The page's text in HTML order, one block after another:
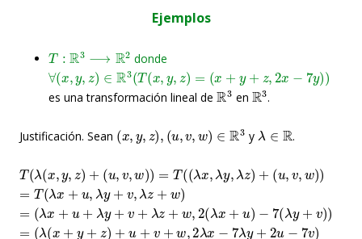
Ejemplos
T: 3⟶
donde
∀(x ,y ∈ R 3(T (x,y,z) x z
es una transformación lineal de
R3
en
R3
.
Justificación. Sean
(x ( ,v R
y
λ R
.
T(λ x +( , (( λy,λz u w )
= T(λx+u,λy +v,λz +w)
λx+u λ y+v+λ z +w,2(λ +u 7(λ
λ(x+ y z + u+v + w 2 λx− 7 y+2u−7 v